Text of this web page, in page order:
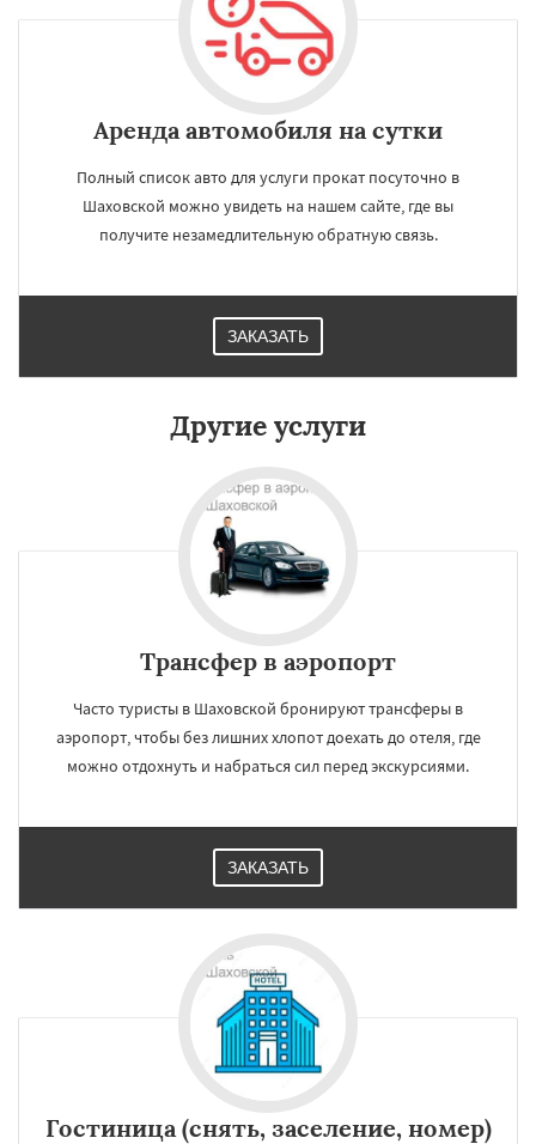
регионам
Аренда автомобиля на сутки
Полный список авто для услуги прокат посуточно в
Шаховской можно увидеть на нашем сайте, где вы
получите незамедлительную обратную связь.
ЗАКАЗАТЬ
Другие услуги
Трансфер в аэропорт
Часто туристы в Шаховской бронируют трансферы в
аэропорт, чтобы без лишних хлопот доехать до отеля, где
можно отдохнуть и набраться сил перед экскурсиями.
ЗАКАЗАТЬ
Гостиница (снять, заселение, номер)
УЗНАТЬ ПОДРОБНЕЕ
Даю согласие на обработку персональных данных